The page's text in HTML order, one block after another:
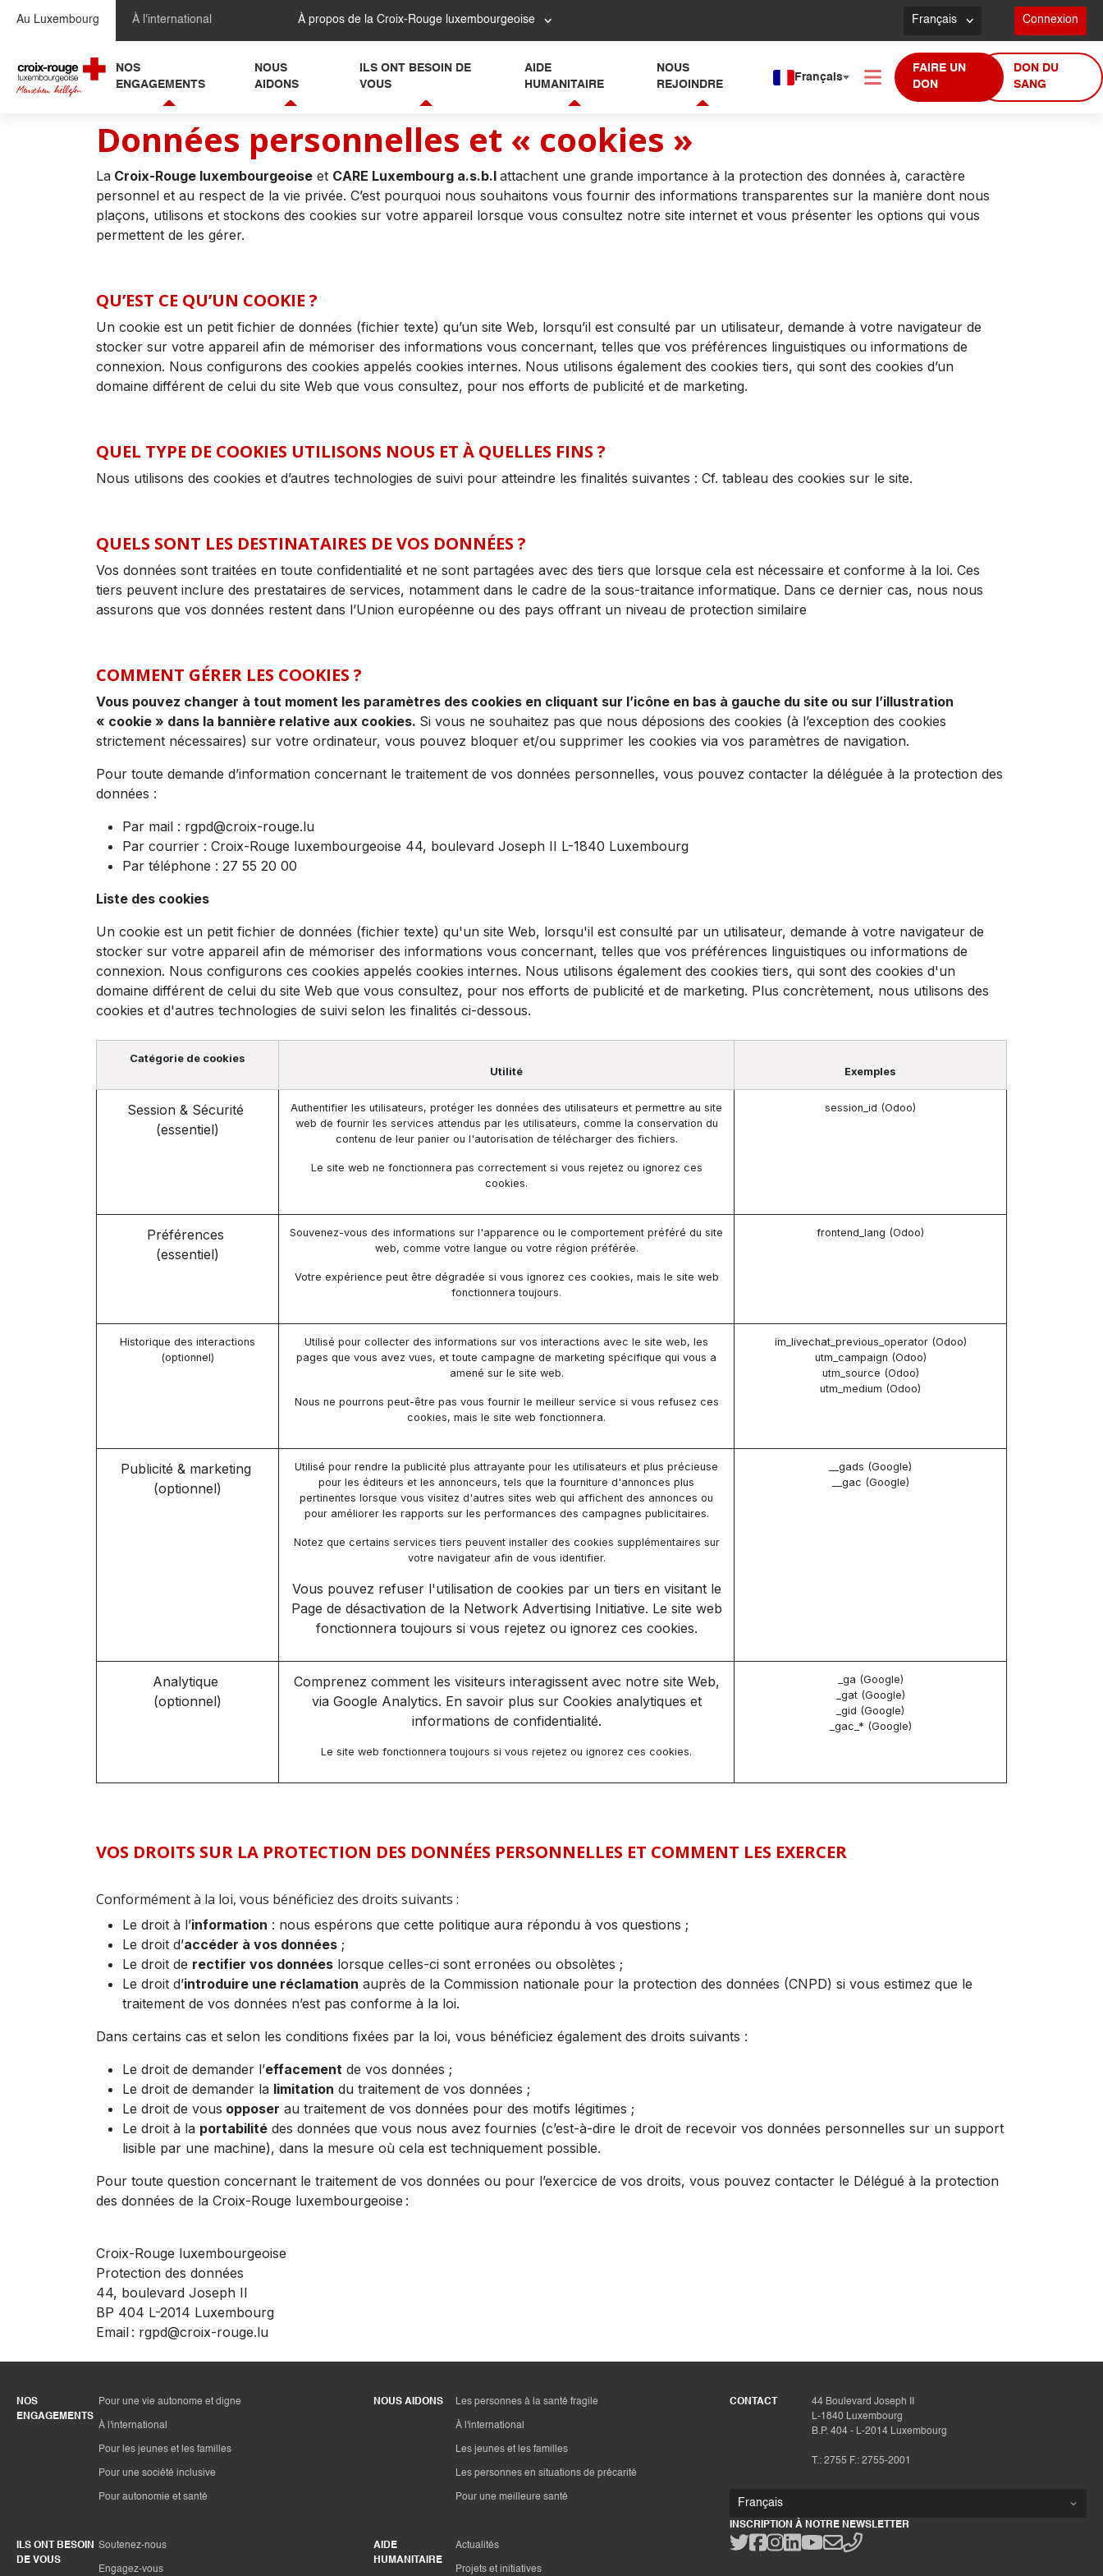
Au Luxembourg À l'international À propos de la Croix-Rouge luxembourgeoise Français Connexion
NOS
ENGAGEMENTS
NOUS
AIDONS
ILS ONT BESOIN DE
VOUS
AIDE
HUMANITAIRE
NOUS
REJOINDRE
Français
FAIRE UN
DON
DON DU
SANG
Données personnelles et « cookies »
La Croix-Rouge luxembourgeoise et CARE Luxembourg a.s.b.l attachent une grande importance à la protection des données à, caractère
personnel et au respect de la vie privée. C’est pourquoi nous souhaitons vous fournir des informations transparentes sur la manière dont nous
plaçons, utilisons et stockons des cookies sur votre appareil lorsque vous consultez notre site internet et vous présenter les options qui vous
permettent de les gérer.
QU’EST CE QU’UN COOKIE ?
Un cookie est un petit fichier de données (fichier texte) qu’un site Web, lorsqu’il est consulté par un utilisateur, demande à votre navigateur de
stocker sur votre appareil afin de mémoriser des informations vous concernant, telles que vos préférences linguistiques ou informations de
connexion. Nous configurons des cookies appelés cookies internes. Nous utilisons également des cookies tiers, qui sont des cookies d’un
domaine différent de celui du site Web que vous consultez, pour nos efforts de publicité et de marketing.
QUEL TYPE DE COOKIES UTILISONS NOUS ET À QUELLES FINS ?
Nous utilisons des cookies et d’autres technologies de suivi pour atteindre les finalités suivantes : Cf. tableau des cookies sur le site.
QUELS SONT LES DESTINATAIRES DE VOS DONNÉES ?
Vos données sont traitées en toute confidentialité et ne sont partagées avec des tiers que lorsque cela est nécessaire et conforme à la loi. Ces
tiers peuvent inclure des prestataires de services, notamment dans le cadre de la sous-traitance informatique. Dans ce dernier cas, nous nous
assurons que vos données restent dans l’Union européenne ou des pays offrant un niveau de protection similaire
COMMENT GÉRER LES COOKIES ?
Vous pouvez changer à tout moment les paramètres des cookies en cliquant sur l’icône en bas à gauche du site ou sur l’illustration
« cookie » dans la bannière relative aux cookies. Si vous ne souhaitez pas que nous déposions des cookies (à l’exception des cookies
strictement nécessaires) sur votre ordinateur, vous pouvez bloquer et/ou supprimer les cookies via vos paramètres de navigation.
Pour toute demande d’information concernant le traitement de vos données personnelles, vous pouvez contacter la déléguée à la protection des
données :
Par mail : rgpd@croix-rouge.lu
Par courrier : Croix-Rouge luxembourgeoise 44, boulevard Joseph II L-1840 Luxembourg
Par téléphone : 27 55 20 00
Liste des cookies
Un cookie est un petit fichier de données (fichier texte) qu'un site Web, lorsqu'il est consulté par un utilisateur, demande à votre navigateur de
stocker sur votre appareil afin de mémoriser des informations vous concernant, telles que vos préférences linguistiques ou informations de
connexion. Nous configurons ces cookies appelés cookies internes. Nous utilisons également des cookies tiers, qui sont des cookies d'un
domaine différent de celui du site Web que vous consultez, pour nos efforts de publicité et de marketing. Plus concrètement, nous utilisons des
cookies et d'autres technologies de suivi selon les finalités ci-dessous.
Catégorie de cookies
Utilité
Exemples
Session & Sécurité
(essentiel)
Authentifier les utilisateurs, protéger les données des utilisateurs et permettre au site
web de fournir les services attendus par les utilisateurs, comme la conservation du
contenu de leur panier ou l'autorisation de télécharger des fichiers.
Le site web ne fonctionnera pas correctement si vous rejetez ou ignorez ces
cookies.
session_id (Odoo)
Préférences
(essentiel)
Souvenez-vous des informations sur l'apparence ou le comportement préféré du site
web, comme votre langue ou votre région préférée.
Votre expérience peut être dégradée si vous ignorez ces cookies, mais le site web
fonctionnera toujours.
frontend_lang (Odoo)
Historique des interactions
(optionnel)
Utilisé pour collecter des informations sur vos interactions avec le site web, les
pages que vous avez vues, et toute campagne de marketing spécifique qui vous a
amené sur le site web.
Nous ne pourrons peut-être pas vous fournir le meilleur service si vous refusez ces
cookies, mais le site web fonctionnera.
im_livechat_previous_operator (Odoo)
utm_campaign (Odoo)
utm_source (Odoo)
utm_medium (Odoo)
Publicité & marketing
(optionnel)
Utilisé pour rendre la publicité plus attrayante pour les utilisateurs et plus précieuse
pour les éditeurs et les annonceurs, tels que la fourniture d'annonces plus
pertinentes lorsque vous visitez d'autres sites web qui affichent des annonces ou
pour améliorer les rapports sur les performances des campagnes publicitaires.
Notez que certains services tiers peuvent installer des cookies supplémentaires sur
votre navigateur afin de vous identifier.
Vous pouvez refuser l'utilisation de cookies par un tiers en visitant le
Page de désactivation de la Network Advertising Initiative. Le site web
fonctionnera toujours si vous rejetez ou ignorez ces cookies.
__gads (Google)
__gac (Google)
Analytique
(optionnel)
Comprenez comment les visiteurs interagissent avec notre site Web,
via Google Analytics. En savoir plus sur Cookies analytiques et
informations de confidentialité.
Le site web fonctionnera toujours si vous rejetez ou ignorez ces cookies.
_ga (Google)
_gat (Google)
_gid (Google)
_gac_* (Google)
VOS DROITS SUR LA PROTECTION DES DONNÉES PERSONNELLES ET COMMENT LES EXERCER
Conformément à la loi, vous bénéficiez des droits suivants :
Le droit à l’information : nous espérons que cette politique aura répondu à vos questions ;
Le droit d’accéder à vos données ;
Le droit de rectifier vos données lorsque celles-ci sont erronées ou obsolètes ;
Le droit d’introduire une réclamation auprès de la Commission nationale pour la protection des données (CNPD) si vous estimez que le
traitement de vos données n’est pas conforme à la loi.
Dans certains cas et selon les conditions fixées par la loi, vous bénéficiez également des droits suivants :
Le droit de demander l’effacement de vos données ;
Le droit de demander la limitation du traitement de vos données ;
Le droit de vous opposer au traitement de vos données pour des motifs légitimes ;
Le droit à la portabilité des données que vous nous avez fournies (c’est-à-dire le droit de recevoir vos données personnelles sur un support
lisible par une machine), dans la mesure où cela est techniquement possible.
Pour toute question concernant le traitement de vos données ou pour l’exercice de vos droits, vous pouvez contacter le Délégué à la protection
des données de la Croix-Rouge luxembourgeoise :
Croix-Rouge luxembourgeoise
Protection des données
44, boulevard Joseph II
BP 404 L-2014 Luxembourg
Email : rgpd@croix-rouge.lu
NOS
ENGAGEMENTS
Pour une vie autonome et digne
À l'international
Pour les jeunes et les familles
Pour une société inclusive
Pour autonomie et santé
NOUS AIDONS Les personnes à la santé fragile
À l'international
Les jeunes et les familles
Les personnes en situations de précarité
Pour une meilleure santé
CONTACT
44 Boulevard Joseph II
L-1840 Luxembourg
B.P. 404 - L-2014 Luxembourg
T.: 2755 F.: 2755-2001
ILS ONT BESOIN
DE VOUS
Soutenez-nous
Engagez-vous
AIDE
HUMANITAIRE
Actualités
Projets et initiatives
INSCRIPTION À NOTRE NEWSLETTER